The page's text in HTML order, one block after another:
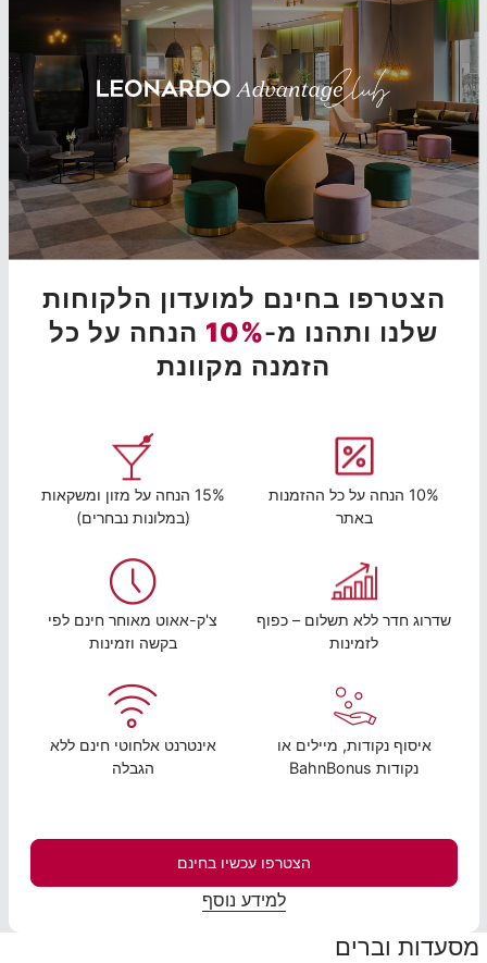
הצטרפו בחינם למועדון הלקוחות
שלנו ותהנו מ-10% הנחה על כל
הזמנה מקוונת
10% הנחה על כל ההזמנות
באתר
15% הנחה על מזון ומשקאות
(במלונות נבחרים)
שדרוג חדר ללא תשלום – כפוף
לזמינות
צ'ק-אאוט מאוחר חינם לפי
בקשה וזמינות
איסוף נקודות, מיילים או
נקודות BahnBonus
אינטרנט אלחוטי חינם ללא
הגבלה
הצטרפו עכשיו בחינם
למידע נוסף
מסעדות וברים